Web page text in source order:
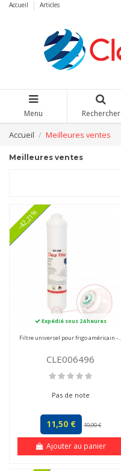
Accueil Articles
Menu Rechercher
Accueil Meilleures ventes
Meilleures ventes
-42,21%
Expédié sous 24 heures
Filtre universel pour frigo américain -...
CLE006496
Pas de note
11,50 € 19,90 €
Ajouter au panier